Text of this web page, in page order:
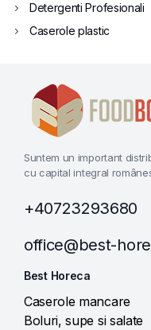
Detergenti Profesionali
Caserole plastic
Suntem un important
cu capital integral
+40723293680
office@best-
Best Horeca
Caserole mancare
Boluri, supe si salate